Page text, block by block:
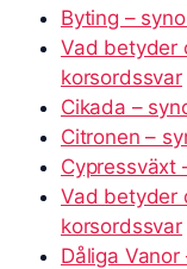
Byting –
Vad betyder
korsordssvar
Cikada –
Citronen –
Cypressväxt
Vad betyder
korsordssvar
Dåliga